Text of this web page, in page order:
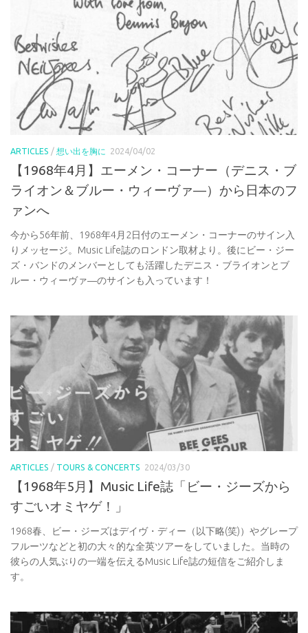
ARTICLES / 想い出を胸に 2024/04/02
【1968年4月】エーメン・コーナー（デニス・ブ
ライオン＆ブルー・ウィーヴァ―）から日本のフ
ァンへ
今から56年前、1968年4月2日付のエーメン・コーナーのサイン入
りメッセージ。Music Life誌のロンドン取材より。後にビー・ジー
ズ・バンドのメンバーとしても活躍したデニス・ブライオンとブ
ルー・ウィーヴァ―のサインも入っています！
ARTICLES / TOURS & CONCERTS 2024/03/30
【1968年5月】Music Life誌「ビー・ジーズから
すごいオミヤゲ！」
1968春、ビー・ジーズはデイヴ・ディー（以下略(笑)）やグレープ
フルーツなどと初の大々的な全英ツアーをしていました。当時の
彼らの人気ぶりの一端を伝えるMusic Life誌の短信をご紹介しま
す。